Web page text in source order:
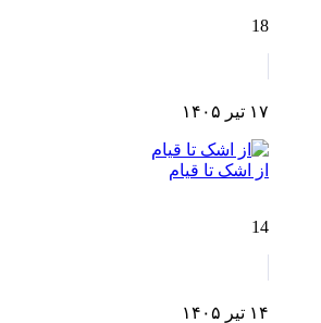
18
۱۷ تیر ۱۴۰۵
از اشک تا قیام
14
۱۴ تیر ۱۴۰۵